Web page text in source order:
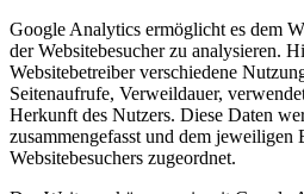
Google Analytics ermöglicht es dem
der Websitebesucher zu analysieren.
Websitebetreiber verschiedene
Seitenaufrufe, Verweildauer,
Herkunft des Nutzers. Diese Daten
zusammengefasst und dem jeweiligen
Websitebesuchers zugeordnet.